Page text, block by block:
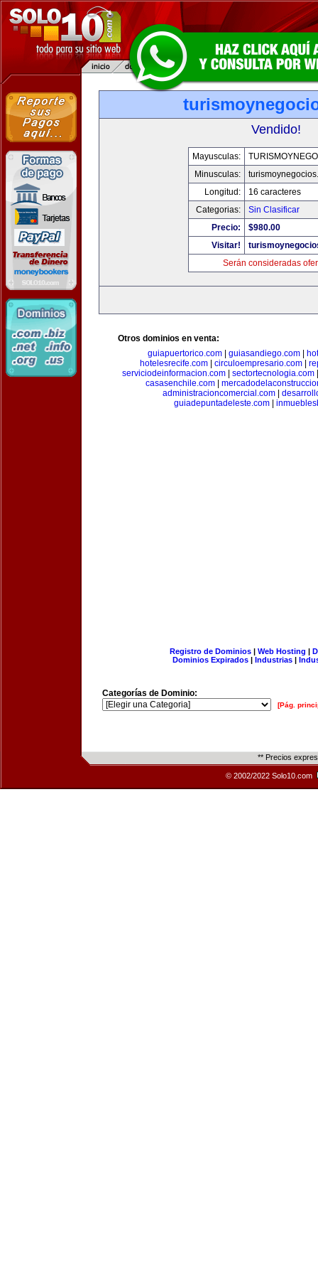
Vendido!
Mayusculas:
Minusculas:
Longitud:
16 caracteres
Categorias:
Sin Clasificar
Precio:
$980.00
Visitar!
Serán consideradas
Otros dominios en venta:
guiapuertorico.com| guiasandiego.com|
hotelesrecife.com| circuloempresario.com|
serviciodeinformacion.com
sectortecnologia.com
casasenchile.com|
administracioncomercial.com|
guiadepuntadeleste.com
Registro de Dominios| Web Hosting |
Dominios Expirados | Industrias |
Categorías de Dominio:
[Pág.
** Precios
© 2002/2022 Solo10.com